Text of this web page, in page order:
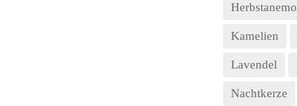
Kamelien
Lavendel
Nachtkerze